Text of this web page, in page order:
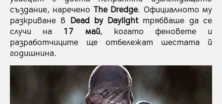
създание, наречено The Dredge. Официалното му
разкриване в Dead by Daylight трябваше да се
случи на 17 май, когато феновете и
разработчиците ще отбележат шестата й
годишнина.